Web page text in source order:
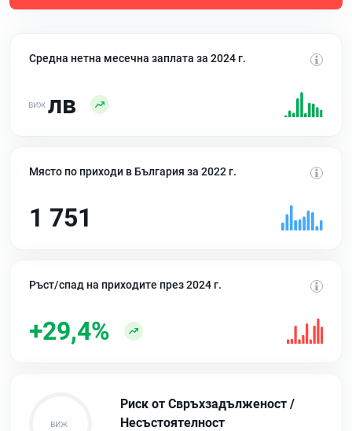
Средна нетна месечна заплата за 2024 г.
лв
Място по приходи в България за 2022 г.
1 751
Ръст/спад на приходите през 2024 г.
+29,4%
Риск от Свръхзадълженост /
Несъстоятелност